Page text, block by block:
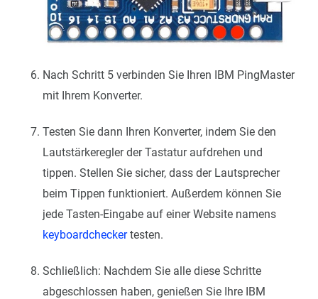
Nach Schritt 5 verbinden Sie Ihren IBM PingMaster
mit Ihrem Konverter.
Testen Sie dann Ihren Konverter, indem Sie den
Lautstärkeregler der Tastatur aufdrehen und
tippen. Stellen Sie sicher, dass der Lautsprecher
beim Tippen funktioniert. Außerdem können Sie
jede Tasten-Eingabe auf einer Website namens
keyboardcheckertesten.
Schließlich: Nachdem Sie alle diese Schritte
abgeschlossen haben, genießen Sie Ihre IBM